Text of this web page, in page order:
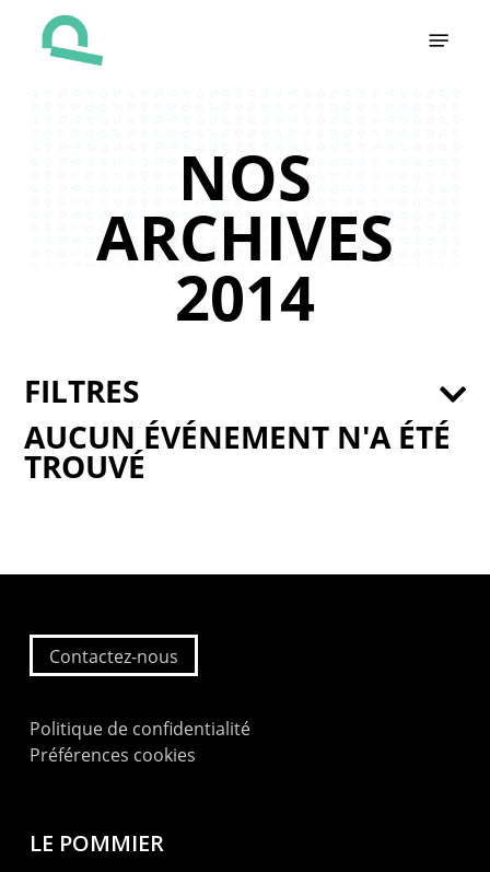
NOS
ARCHIVES
2014
AUCUN ÉVÉNEMENT N'A ÉTÉ
TROUVÉ
FILTRES
Contactez-nous
Politique de confidentialité
Préférences cookies
LE POMMIER